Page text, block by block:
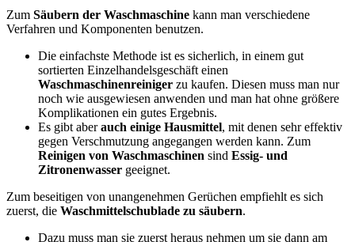
Zum Säubern der Waschmaschine kann man verschiedene
Verfahren und Komponenten benutzen.
Die einfachste Methode ist es sicherlich, in einem gut
sortierten Einzelhandelsgeschäft einen
Waschmaschinenreiniger zu kaufen. Diesen muss man nur
noch wie ausgewiesen anwenden und man hat ohne größere
Komplikationen ein gutes Ergebnis.
Es gibt aberauch einige Hausmittel, mit denen sehr effektiv
gegen Verschmutzung angegangen werden kann. Zum
Reinigen von Waschmaschinen sind Essig- und
Zitronenwasser geeignet.
Zum beseitigen von unangenehmen Gerüchen empfiehlt es sich
zuerst, die Waschmittelschublade zu säubern.
Dazu muss man sie zuerst heraus nehmen um sie dann am